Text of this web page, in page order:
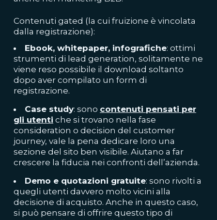
Contenuti gated (la cui fruizione è vincolata
dalla registrazione):
Ebook, whitepaper, infografiche: ottimi
strumenti di lead generation, solitamente ne
viene reso possibile il download soltanto
dopo aver compilato un form di
registrazione.
Case study: sono contenuti pensati per
gli utenti che si trovano nella fase
consideration o decision del customer
journey, vale la pena dedicare loro una
sezione del sito ben visibile. Aiutano a far
crescere la fiducia nei confronti dell’azienda.
Demo e quotazioni gratuite: sono rivolti a
quegli utenti davvero molto vicini alla
decisione di acquisto. Anche in questo caso,
si può pensare di offrire questo tipo di